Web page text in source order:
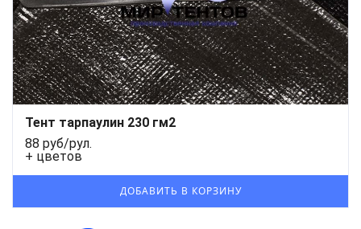
Тент тарпаулин 230 гм2
88 руб/рул.
+ цветов